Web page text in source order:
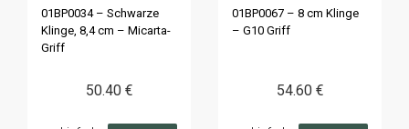
01BP0034 – Schwarze
Klinge, 8,4 cm – Micarta-
Griff
50.40 €
01BP0067 – 8 cm Klinge
– G10 Griff
54.60 €